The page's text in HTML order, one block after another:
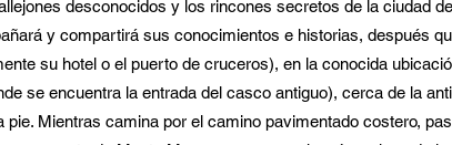
desconocidos y los rincones secretos de la ciudad
y compartirá sus conocimientos e historias, después
su hotel o el puerto de cruceros), en la conocida
se encuentra la entrada del casco antiguo), cerca de la
pie. Mientras camina por el camino pavimentado costero,